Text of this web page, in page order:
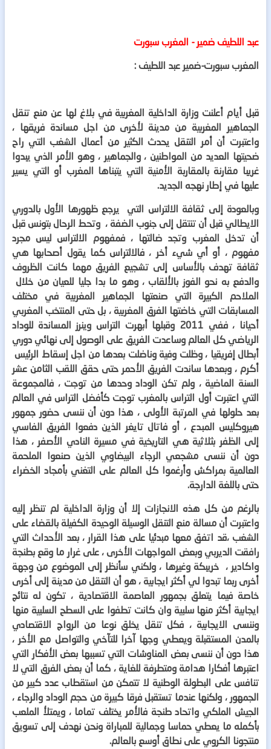
عبد اللطيف ضمير - المغرب سبورت
المغرب سبورت-ضمير عبد اللطيف:
قبل أيام أعلنت وزارة الداخلية المغربية في بلاغ لها عن منع تنقل
الجماهير المغربية من مدينة لأخرى من اجل مساندة فريقها ،
واعتبرت أن أمر التنقل يحدث الكثير من أعمال الشغب التي راح
ضحيتها العديد من المواطنين ، والجماهير ، وهو الأمر الذي يبدوا
غريبا مقارنة بالمقاربة الأمنية التي يتبناها المغرب أو التي يسير
عليها في إطار نهجه الجديد.
وبالعودة إلى ثقافة الالتراس التي يرجع ظهورها الأول بالدوري
الايطالي قبل أن تنتقل إلى جنوب الضفة ، وتحط الرحال بتونس قبل
أن تدخل المغرب وتجد ضالتها ، فمفهوم الالتراس ليس مجرد
مفهوم ، أو أي شيء أخر ، فالالتراس كما يقول أصحابها هي
ثقافة تهدف بالأساس إلى تشجيع الفريق مهما كانت الظروف
والدفع به نحو الفوز بالألقاب ، وهو ما بدا جليا للعيان من خلال
الملاحم الكبيرة التي صنعتها الجماهير المغربية في مختلف
المسابقات التي خاضتها الفرق المغربية ، بل حتى المنتخب المغربي
أحيانا ، ففي 2011 وقبلها أبهرت التراس وينرز المساندة للوداد
الرياضي كل العالم وساعدت الفريق على الوصول إلى نهائي دوري
أبطال إفريقيا ، وظلت وفية وناضلت بعدها من اجل إسقاط الرئيس
أكرم ، وبعدها ساندت الفريق الأحمر حتى حقق اللقب الثامن عشر
السنة الماضية ، ولم تكن الوداد وحدها من توجت ، فالمجموعة
التي اعتبرت أول التراس بالمغرب توجت كأفضل التراس في العالم
بعد حلولها في المرتبة الأولى ، هذا دون أن ننسى حضور جمهور
هيروكليس المبدع ، أو فاتال تايغر الذين دفعوا الفريق الفاسي
إلى الظفر بثلاثية هي التاريخية في مسيرة النادي الأصفر ، هذا
دون أن ننسى مشجعي الرجاء البيضاوي الذين صنعوا الملحمة
العالمية بمراكش وأرغموا كل العالم على التغني بأمجاد الخضراء
حتى باللغة الدارجة.
بالرغم من كل هذه الانجازات إلا أن وزارة الداخلية لم تنظر إليه
واعتبرت أن مسالة منع التنقل الوسيلة الوحيدة الكفيلة بالقضاء على
الشغب ،قد اتفق معها مبدئيا على هذا القرار ، بعد الأحداث التي
رافقت الديربي وبعض المواجهات الأخرى ، على غرار ما وقع بطنجة
واكادير ، خريبكة وغيرها ، ولكني سأنظر إلى الموضوع من وجهة
أخرى ربما تبدوا لي أكثر ايجابية ، هو أن التنقل من مدينة إلى أخرى
خاصة فيما يتعلق بجمهور العاصمة الاقتصادية ، تكون له نتائج
ايجابية أكثر منها سلبية وان كانت تطفوا على السطح السلبية منها
وننسى الايجابية ، فكل تنقل يخلق نوعا من الرواج الاقتصادي
بالمدن المستقبلة ويعطي وجها آخرا للتآخي والتواصل مع الأخر ،
هذا دون أن ننسى بعض المناوشات التي تسببها بعض الأفكار التي
اعتبرها أفكارا هدامة ومتطرفة للغاية ، كما أن بعض الفرق التي لا
تنافس على البطولة الوطنية لا تتمكن من استقطاب عدد كبير من
الجمهور ، ولكنها عندما تستقبل فرقا كبيرة من حجم الوداد والرجاء ،
الجيش الملكي واتحاد طنجة فالأمر يختلف تماما ، ويمتلأ الملعب
بأكمله ما يعطي حماسا وجمالية للمباراة ونحن نهدف إلى تسويق
منتجونا الكروي على نطاق أوسع بالعالم.